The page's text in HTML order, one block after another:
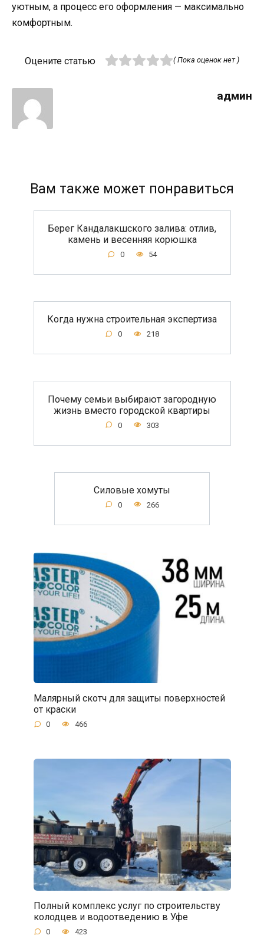
уютным, а процесс его оформления — максимально
комфортным.
Оцените статью ( Пока оценок нет )
админ
Вам также может понравиться
Берег Кандалакшского залива: отлив,
камень и весенняя корюшка
0 54
Когда нужна строительная экспертиза
0 218
Почему семьи выбирают загородную
жизнь вместо городской квартиры
0 303
Силовые хомуты
0 266
Малярный скотч для защиты поверхностей
от краски
0 466
Полный комплекс услуг по строительству
колодцев и водоотведению в Уфе
0 423